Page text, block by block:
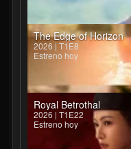
The Edge of Horizon
2026 | T1E8
Estreno hoy
Royal Betrothal
2026 | T1E22
Estreno hoy